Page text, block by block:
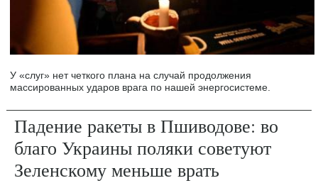
У «слуг» нет четкого плана на случай продолжения
массированных ударов врага по нашей энергосистеме.
Падение ракеты в Пшиводове: во
благо Украины поляки советуют
Зеленскому меньше врать